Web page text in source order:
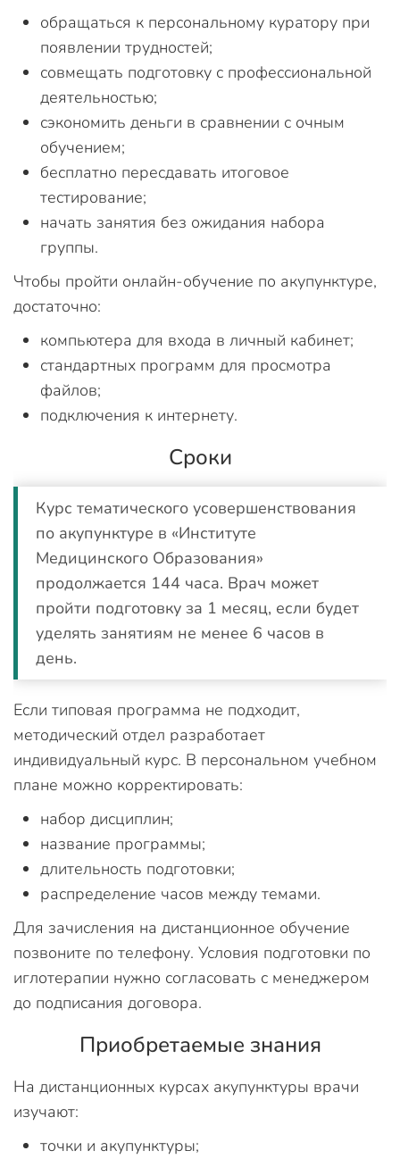
обращаться к персональному куратору при
появлении трудностей;
совмещать подготовку с профессиональной
деятельностью;
сэкономить деньги в сравнении с очным
обучением;
бесплатно пересдавать итоговое
тестирование;
начать занятия без ожидания набора
группы.
Чтобы пройти онлайн-обучение по акупунктуре,
достаточно:
компьютера для входа в личный кабинет;
стандартных программ для просмотра
файлов;
подключения к интернету.
Сроки
Курс тематического усовершенствования
по акупунктуре в «Институте
Медицинского Образования»
продолжается 144 часа. Врач может
пройти подготовку за 1 месяц, если будет
уделять занятиям не менее 6 часов в
день.
Если типовая программа не подходит,
методический отдел разработает
индивидуальный курс. В персональном учебном
плане можно корректировать:
набор дисциплин;
название программы;
длительность подготовки;
распределение часов между темами.
Для зачисления на дистанционное обучение
позвоните по телефону. Условия подготовки по
иглотерапии нужно согласовать с менеджером
до подписания договора.
Приобретаемые знания
На дистанционных курсах акупунктуры врачи
изучают:
точки и акупунктуры;